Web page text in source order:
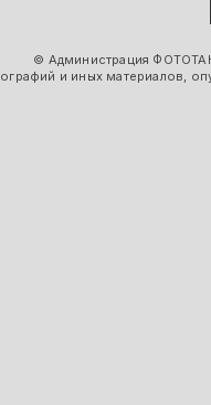
© Администрация
и иных материалов,